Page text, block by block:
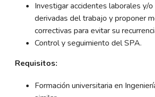
Investigar accidentes laborales y/
derivadas del trabajo y proponer
correctivas para evitar su
Control y seguimiento del SPA.
Requisitos:
Formación universitaria en